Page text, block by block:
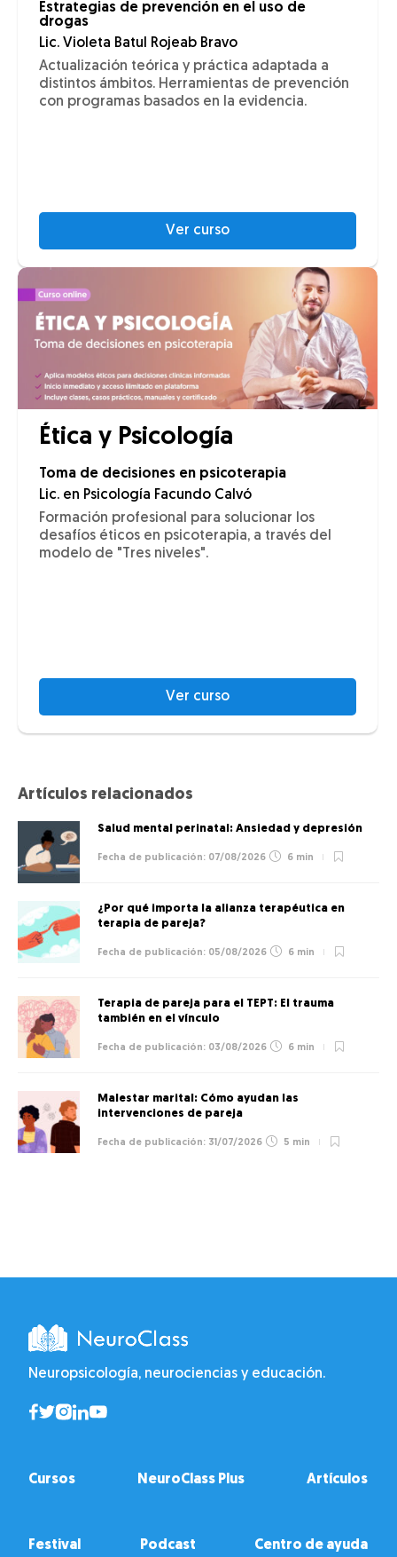
Estrategias de prevención en el uso de
drogas
Lic. Violeta Batul Rojeab Bravo
Actualización teórica y práctica adaptada a
distintos ámbitos. Herramientas de prevención
con programas basados en la evidencia.
Ver curso
Ética y Psicología
Toma de decisiones en psicoterapia
Lic. en Psicología Facundo Calvó
Formación profesional para solucionar los
desafíos éticos en psicoterapia, a través del
modelo de "Tres niveles".
Ver curso
Artículos relacionados
Salud mental perinatal: Ansiedad y depresión
07/08/2026 6 min
¿Por qué importa la alianza terapéutica en
terapia de pareja?
05/08/2026 6 min
Terapia de pareja para el TEPT: El trauma
también en el vínculo
03/08/2026 6 min
Malestar marital: Cómo ayudan las
intervenciones de pareja
31/07/2026 5 min
Neuropsicología, neurociencias y educación.
Cursos NeuroClass Plus Artículos
Festival Podcast Centro de ayuda